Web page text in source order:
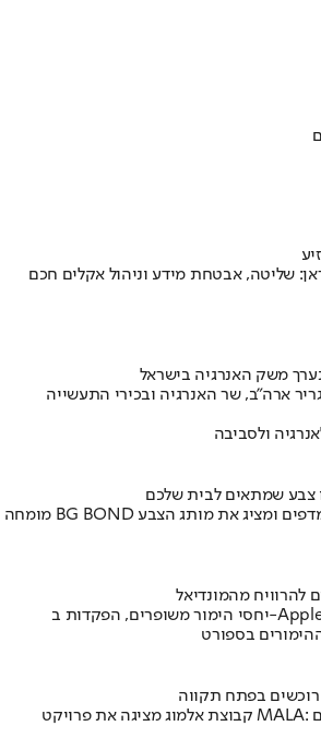
שליטה, אבטחת מידע וניהול אקלים חכם
משק האנרגיה בישראל
ארה"ב, שר האנרגיה ובכירי התעשייה
ולסביבה
צבע שמתאים לבית שלכם
להרוויח מהמונדיאל
בספורט
בפתח תקווה
קבוצת אלמוג מציגה את פרויקט MALA: מגדלי הפרימיום האחרונים